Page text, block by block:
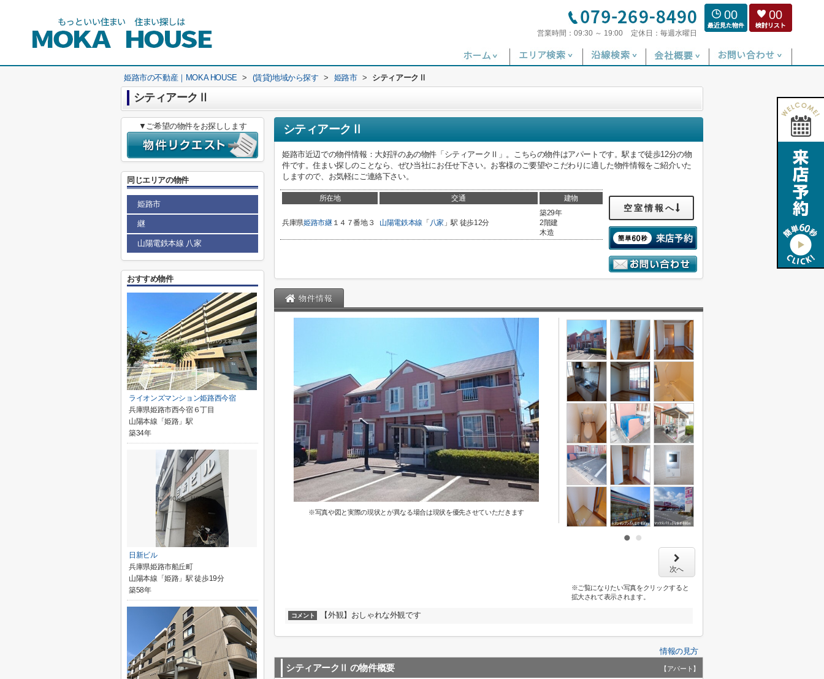
営業時間： 09:30 ～ 19:00 定休日： 毎週水曜日
00 00
姫路市の不動産｜MOKA HOUSE > (賃貸)地域から探す > 姫路市 > シティアークⅡ
シティアークⅡ
シティアークⅡ
姫路市近辺での物件情報：大好評のあの物件「シティアークⅡ」。こちらの物件はアパートです。駅まで徒歩12分の物
件です。住まい探しのことなら、ぜひ当社にお任せ下さい。お客様のご要望やこだわりに適した物件情報をご紹介いた
しますので、お気軽にご連絡下さい。
所在地 交通 建物
兵庫県姫路市継１４７番地３ 山陽電鉄本線 「 八家 」駅 徒歩12分
築29年
2階建
木造
空室情報へ
物件情報
※写真や図と実際の現状とが異なる場合は現状を優先させていただきます
次へ
※ご覧になりたい写真をクリックすると
拡大されて表示されます。
コメント 【外観】おしゃれな外観です
情報の見方
シティアークⅡ の物件概要 【アパート】
▼ご希望の物件をお探しします
同じエリアの物件
姫路市
継
山陽電鉄本線 八家
おすすめ物件
ライオンズマンション姫路西今宿
兵庫県姫路市西今宿６丁目
山陽本線「姫路」駅
築34年
日新ビル
兵庫県姫路市船丘町
山陽本線「姫路」駅 徒歩19分
築58年